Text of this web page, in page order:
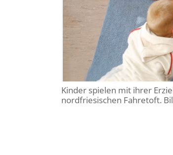
Kinder spielen mit ihrer
nordfriesischen Fahretoft.